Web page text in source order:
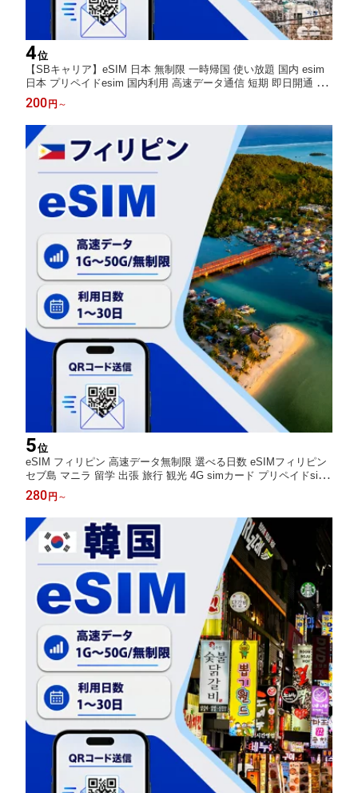
4位
【SBキャリア】eSIM 日本 無制限 一時帰国 使い放題 国内 esim
日本 プリペイドesim 国内利用 高速データ通信 短期 即日開通 即
日利用 即日発行 メール納品 データ専用 通信専用 使い捨てesim
データ通信esim 選べるプラン LINE対応 正規品 QRコード設定 9:
30~18:30サポート
200 円 ～
5位
eSIM フィリピン 高速データ無制限 選べる日数 eSIMフィリピン
セブ島 マニラ 留学 出張 旅行 観光 4G simカード プリペイドsim
データ通信 短期 即日開通 QRコード設定 通信専用 選べるプラン
1日 3日 5日 7日15日 20日間 30日 LINE 9:30~18:30サポート 海外
esim 返金保証
280 円 ～